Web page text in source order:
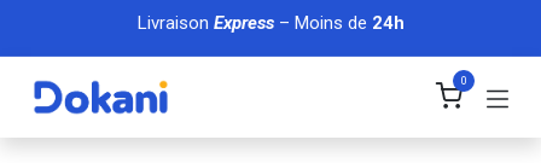
Se rendre au contenu
Livraison Express– Moins de 24h
0